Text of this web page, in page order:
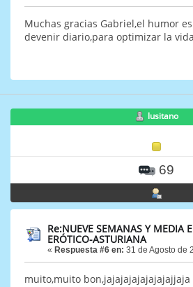
Muchas gracias Gabriel,el humor
devenir diario,para optimizar la
lusitano
69
Re:NUEVE SEMANAS Y MEDIA
ERÓTICO-ASTURIANA
« Respuesta #6 en: 31 de Agosto de
muito,muito bon,jajajajajajajajajjaja